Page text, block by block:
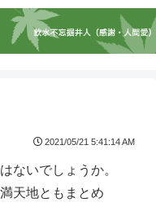
2021/05/21 5:41:14 AM
ないでしょうか。
天地ともまとめ